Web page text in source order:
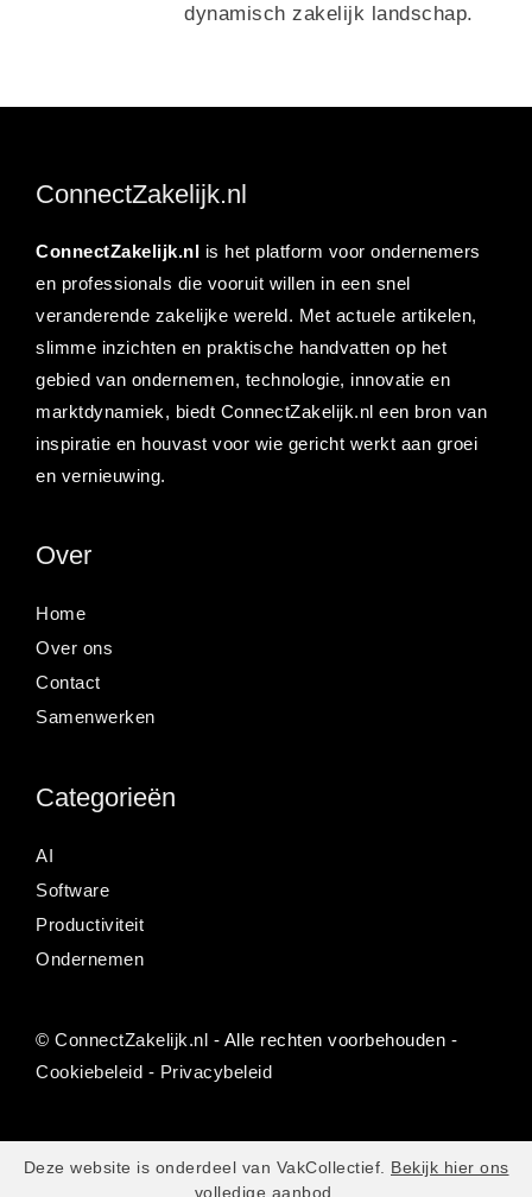
dynamisch zakelijk landschap.
ConnectZakelijk.nl
ConnectZakelijk.nl is het platform voor ondernemers
en professionals die vooruit willen in een snel
veranderende zakelijke wereld. Met actuele artikelen,
slimme inzichten en praktische handvatten op het
gebied van ondernemen, technologie, innovatie en
marktdynamiek, biedt ConnectZakelijk.nl een bron van
inspiratie en houvast voor wie gericht werkt aan groei
en vernieuwing.
Over
Home
Over ons
Contact
Samenwerken
Categorieën
AI
Software
Productiviteit
Ondernemen
© ConnectZakelijk.nl - Alle rechten voorbehouden -
Cookiebeleid - Privacybeleid
Deze website is onderdeel van VakCollectief. Bekijk hier ons
volledige aanbod.